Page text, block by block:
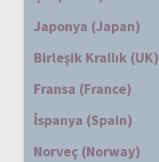
Japonya (Japan)
Birleşik Krallık (UK)
Fransa (France)
İspanya (Spain)
Norveç (Norway)